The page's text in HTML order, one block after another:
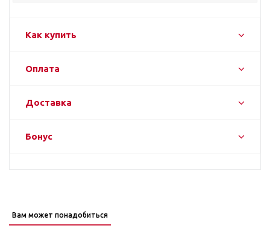
Как купить
Оплата
Доставка
Бонус
Вам может понадобиться